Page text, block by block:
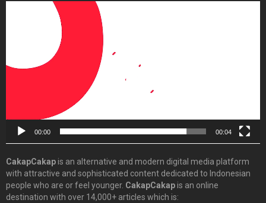
00:00 00:04
CakapCakapis an alternative and modern digital media platform
with attractive and sophisticated content dedicated to Indonesian
people who are or feel younger. CakapCakapis an online
destination with over 14,000+ articles which is: